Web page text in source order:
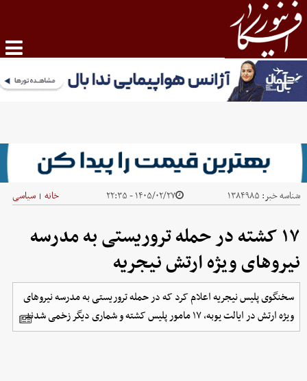
شناسه خبر: ۱۳۸۴۹۸۵ ۱۴۰۵/۰۲/۲۷ - ۲۲:۳۵ خانه | سیاسی
۱۷ کشته در حمله تروریستی به مدرسه
نیروهای ویژه ارتش نیجریه
سخنگوی پلیس نیجریه اعلام کرد که در حمله تروریستی به مدرسه نیروهای
ویژه ارتش در ایالت یوبه، ۱۷ مامور پلیس کشته و شماری دیگر زخمی شدند.